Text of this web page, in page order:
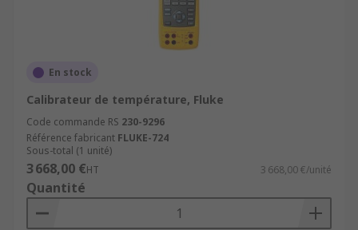
En stock
Calibrateur de température, Fluke
Code commande RS 230-9296
Référence fabricant FLUKE-724
Sous-total (1 unité)
3 668,00 €HT 3 668,00 €/unité
Quantité